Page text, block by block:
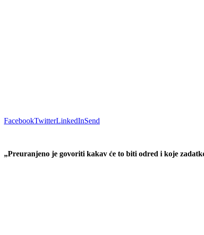
FacebookTwitterLinkedInSend
„Preuranjeno je govoriti kakav će to biti odred i koje